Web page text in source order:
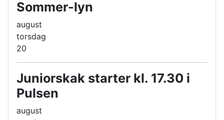
Sommer-lyn
august
torsdag
20
Juniorskak starter kl. 17.30 i
Pulsen
august